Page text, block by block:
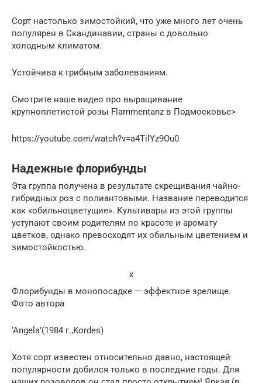
Сорт настолько зимостойкий, что уже много лет очень
популярен в Скандинавии, страны с довольно
холодным климатом.
Устойчива к грибным заболеваниям.
Смотрите наше видео про выращивание
крупноплетистой розы Flammentanz в Подмосковье>
https://youtube.com/watch?v=a4TilYz9Ou0
Надежные флорибунды
Эта группа получена в результате скрещивания чайно-
гибридных роз с полиантовыми. Название переводится
как «обильноцветущие». Культивары из этой группы
уступают своим родителям по красоте и аромату
цветков, однако превосходят их обильным цветением и
зимостойкостью.
x
Флорибунды в монопосадке — эффектное зрелище.
Фото автора
‘Angela’(1984 г.,Kordes)
Хотя сорт известен относительно давно, настоящей
популярности добился только в последние годы. Для